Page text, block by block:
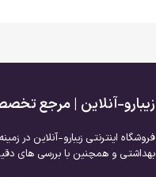
زیبارو-آنلاین | مرجع
فروشگاه اینترنتی زیبارو-آنلاین
بهداشتی و همچنین با بررسی های